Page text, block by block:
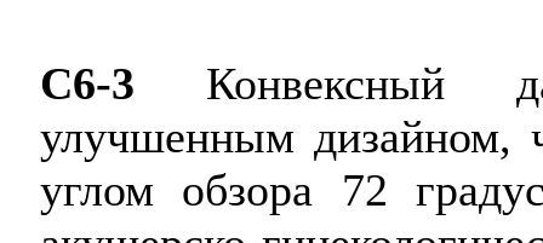
C6-3 Конвексный
улучшенным дизайном,
углом обзора 72